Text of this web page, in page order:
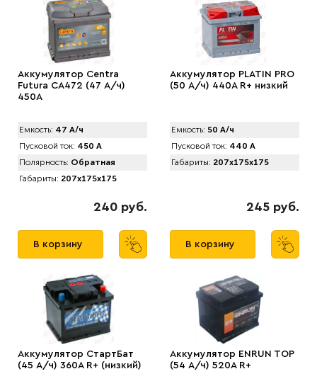
Аккумулятор Centra
Futura CA472 (47 А/ч)
450A
Емкость: 47 А/ч
Пусковой ток: 450 А
Полярность: Обратная
Габариты: 207x175x175
240 руб.
В корзину
Аккумулятор PLATIN PRO
(50 А/ч) 440A R+ низкий
Емкость: 50 А/ч
Пусковой ток: 440 А
Габариты: 207x175x175
245 руб.
В корзину
Аккумулятор СтартБат
(45 А/ч) 360А R+ (низкий)
Аккумулятор ENRUN TOP
(54 А/ч) 520A R+